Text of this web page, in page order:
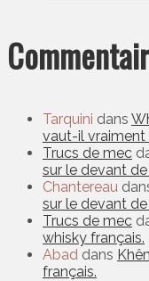
Tarquini dans
vaut-il vraiment
Trucs de mec
sur le devant
Chantereau
sur le devant
Trucs de mec
whisky français.
Abad dans
français.